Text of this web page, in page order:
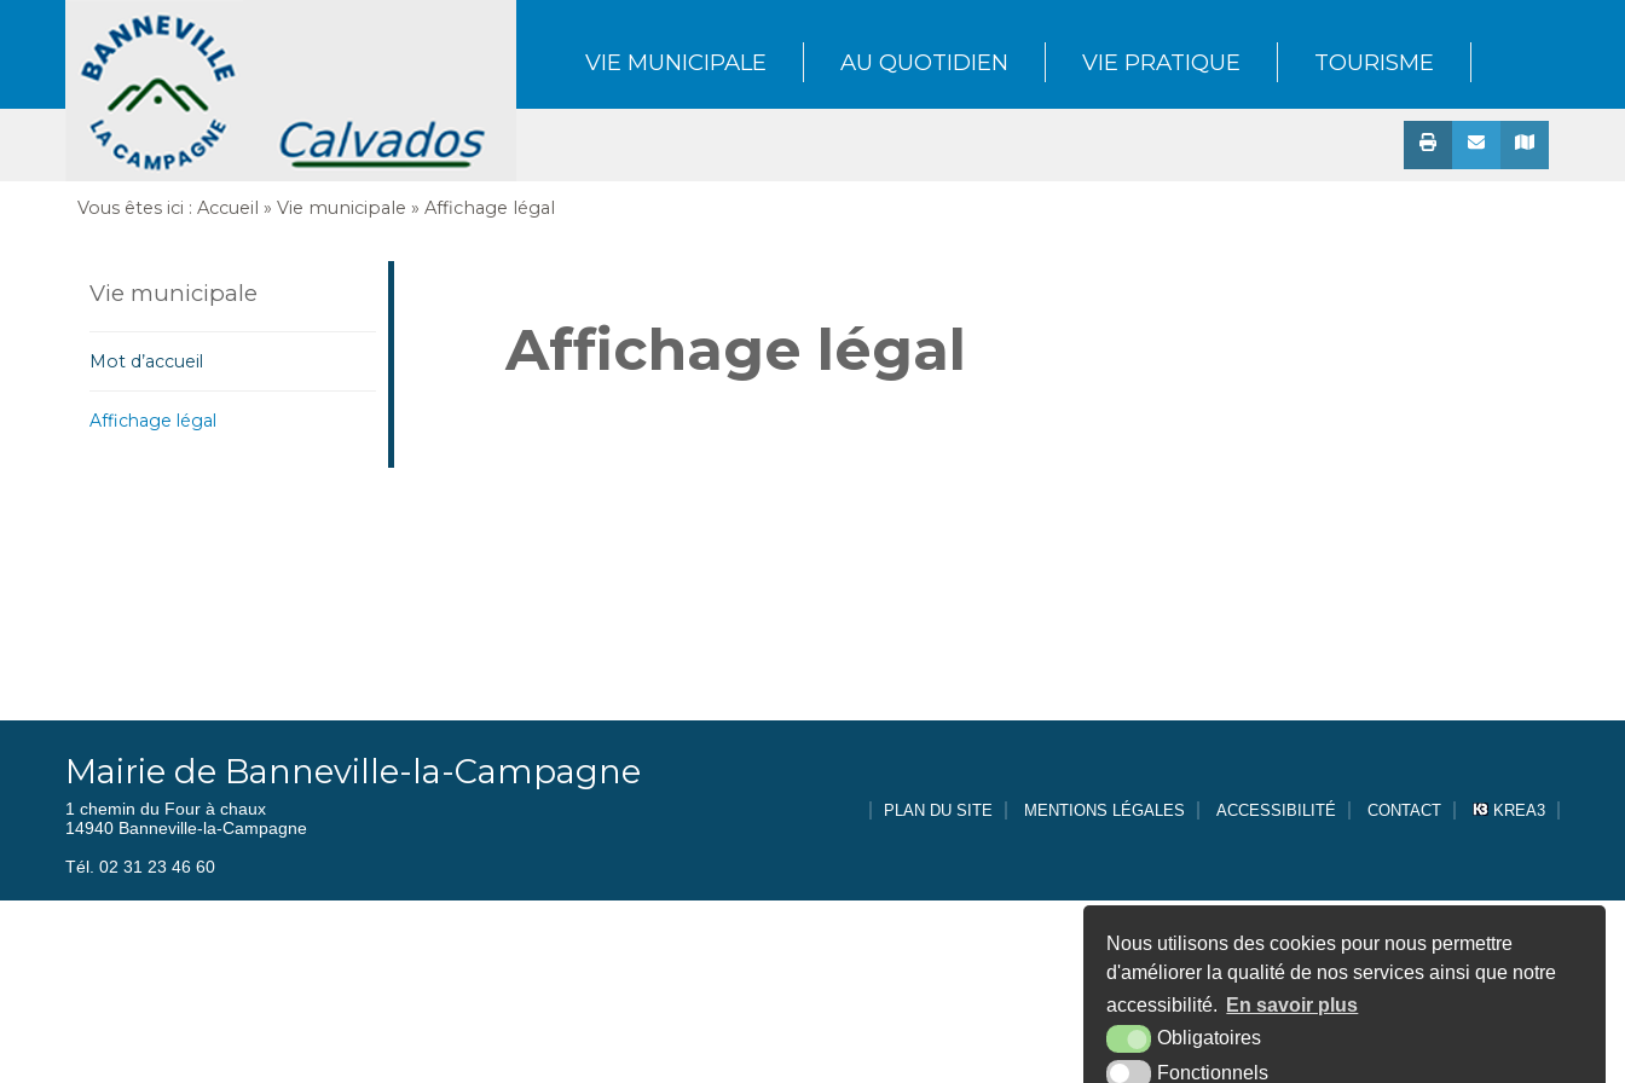
Nous utilisons des cookies pour nous permettre
d'améliorer la qualité de nos services ainsi que notre
accessibilité.
En savoir plus
Obligatoires
Fonctionnels
VIE MUNICIPALE AU QUOTIDIEN VIE PRATIQUE TOURISME
Vous êtes ici : Accueil » Vie municipale » Affichage légal
Vie municipale
Mot d’accueil
Affichage légal
Affichage légal
Mairie de Banneville-la-Campagne
1 chemin du Four à chaux
14940 Banneville-la-Campagne
Tél. 02 31 23 46 60
PLAN DU SITE MENTIONS LÉGALES ACCESSIBILITÉ CONTACT KREA3